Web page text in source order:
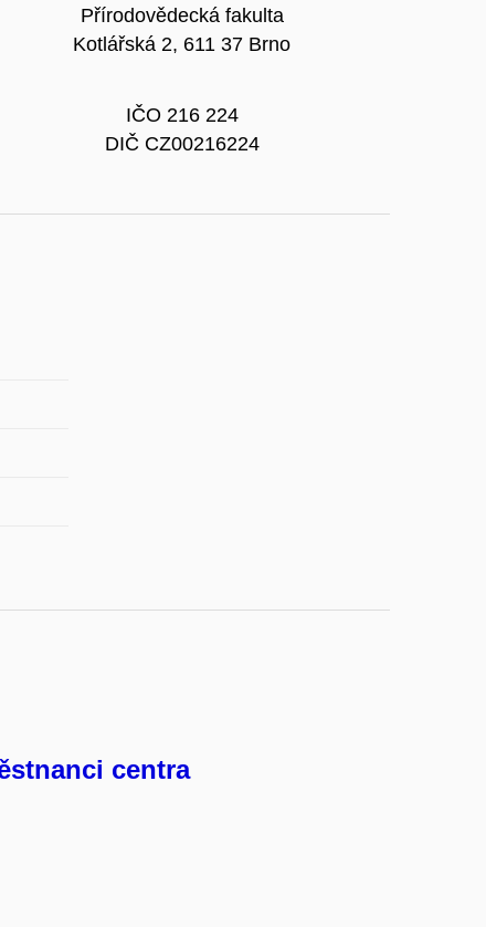
Přírodovědecká fakulta
Kotlářská 2, 611 37 Brno
IČO 216 224
DIČ CZ00216224
centra